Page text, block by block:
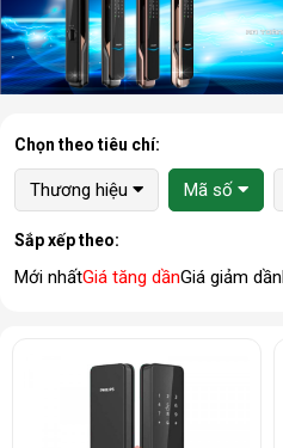
Chọn theo tiêu chí:
Thương hiệu Mã số
Sắp xếp theo:
Mới nhấtGiá tăng dầnGiá giảm dần